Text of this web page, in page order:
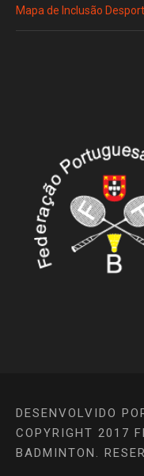
Mapa de Inclusão
DESENVOLVIDO
COPYRIGHT 2017
BADMINTON.